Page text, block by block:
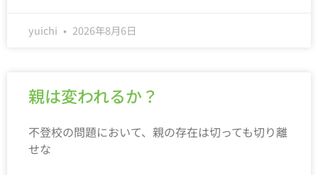
yuichi 2026年8月6日
親は変われるか？
不登校の問題において、親の存在は切っても切り離
せな